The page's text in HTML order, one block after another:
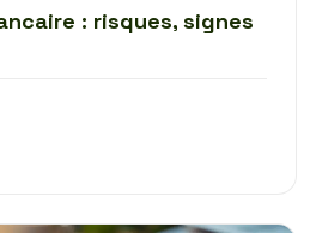
: risques, signes